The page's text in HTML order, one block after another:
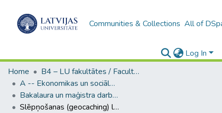
Communities & Collections All of
Log In
Home
B4 – LU fakultātes / Faculties of the UL
A -- Ekonomikas un sociālo zinātņu fakultāte / Faculty of Economics and Social Sciences
Bakalaura un maģistra darbi (ESZF) / Bachelor's and Master's theses
Slēpņošanas (geocaching) loma tūrisma attīstībā Latvijā